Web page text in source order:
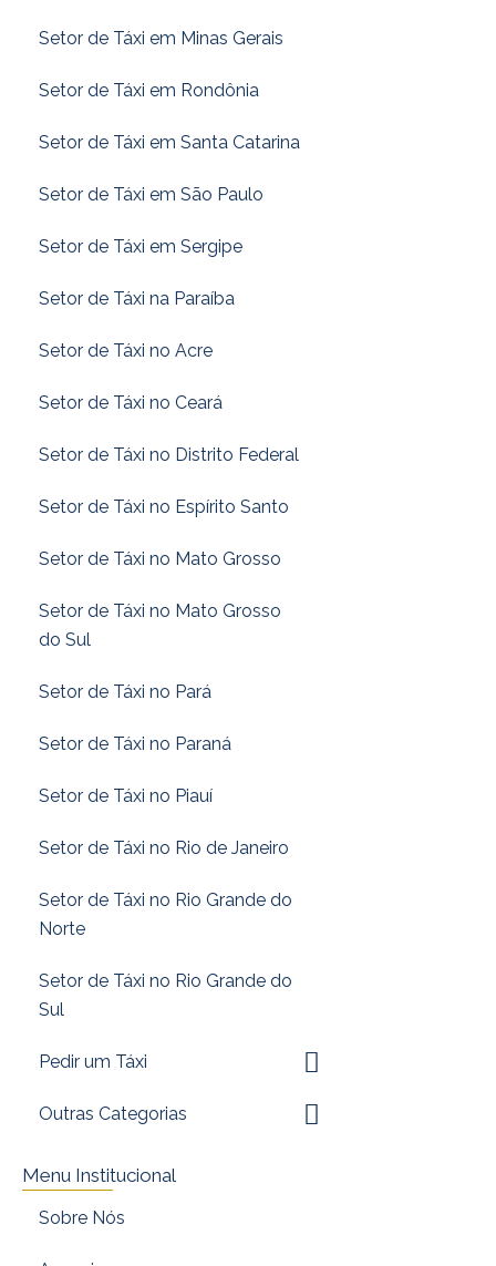
Setor de Táxi em Minas Gerais
Setor de Táxi em Rondônia
Setor de Táxi em Santa Catarina
Setor de Táxi em São Paulo
Setor de Táxi em Sergipe
Setor de Táxi na Paraíba
Setor de Táxi no Acre
Setor de Táxi no Ceará
Setor de Táxi no Distrito Federal
Setor de Táxi no Espírito Santo
Setor de Táxi no Mato Grosso
Setor de Táxi no Mato Grosso
do Sul
Setor de Táxi no Pará
Setor de Táxi no Paraná
Setor de Táxi no Piauí
Setor de Táxi no Rio de Janeiro
Setor de Táxi no Rio Grande do
Norte
Setor de Táxi no Rio Grande do
Sul
Pedir um Táxi
Outras Categorias
Menu Institucional
Sobre Nós